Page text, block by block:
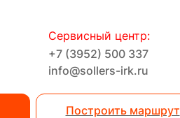
Сервисный центр:
+7 (3952) 500 337
info@sollers-irk.ru
Построить маршрут